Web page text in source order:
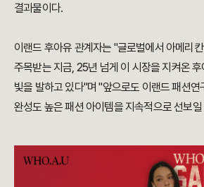
결과물이다.
이랜드 후아유 관계자는 "글로벌에서 아메리
주목받는 지금, 25년 넘게 이 시장을 지켜온
빛을 발하고 있다"며 "앞으로도 이랜드 패션연
완성도 높은 패션 아이템을 지속적으로 선보